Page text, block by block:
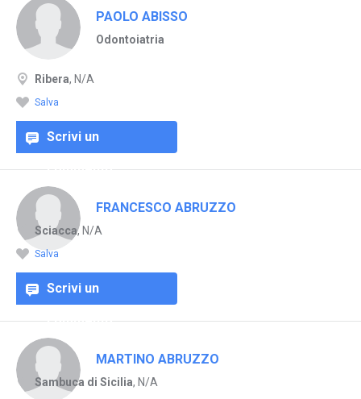
PAOLO ABISSO
Odontoiatria
Ribera, N/A
Salva
Scrivi un
commento
FRANCESCO ABRUZZO
Sciacca, N/A
Salva
Scrivi un
commento
MARTINO ABRUZZO
Sambuca di Sicilia, N/A